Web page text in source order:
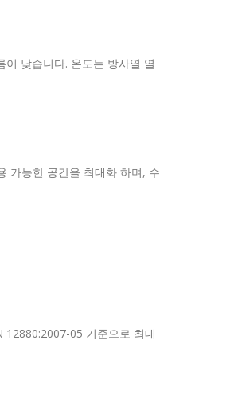
낮습니다. 온도는 방사열 열
가능한 공간을 최대화 하며, 수
05 기준으로 최대